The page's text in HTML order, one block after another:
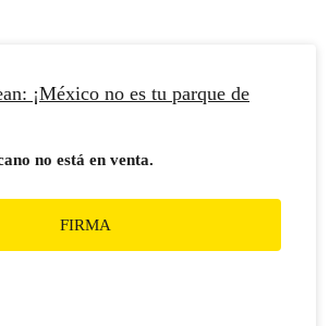
¡México no es tu parque de
no está en venta.
FIRMA